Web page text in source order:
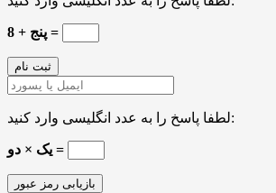
8 + پنج =
لطفا پاسخ را به عدد انگلیسی وارد کنید:
یک × دو =